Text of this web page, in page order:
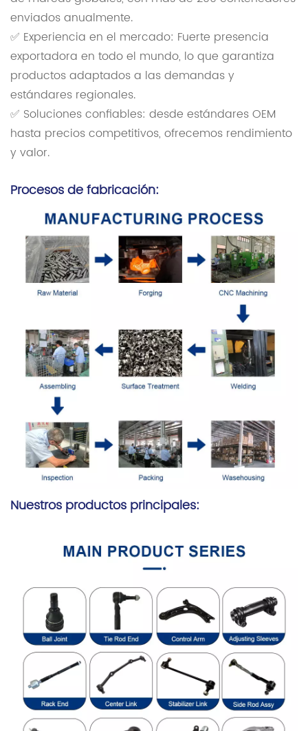
enviados anualmente.
✅ Experiencia en el mercado: Fuerte presencia
exportadora en todo el mundo, lo que garantiza
productos adaptados a las demandas y
estándares regionales.
✅ Soluciones confiables: desde estándares OEM
hasta precios competitivos, ofrecemos rendimiento
y valor.
Procesos de fabricación:
Nuestros productos principales: